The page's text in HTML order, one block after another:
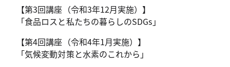
【第3回講座（令和3年12月実施）】
「食品ロスと私たちの暮らしのSDGs」
【第4回講座（令和4年1月実施）】
「気候変動対策と水素のこれから」